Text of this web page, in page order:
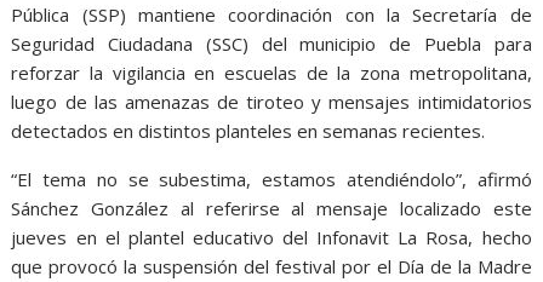
Pública (SSP) mantiene coordinación con la Secretaría de
Seguridad Ciudadana (SSC) del municipio de Puebla para
reforzar la vigilancia en escuelas de la zona metropolitana,
luego de las amenazas de tiroteo y mensajes intimidatorios
detectados en distintos planteles en semanas recientes.
“El tema no se subestima, estamos atendiéndolo”, afirmó
Sánchez González al referirse al mensaje localizado este
jueves en el plantel educativo del Infonavit La Rosa, hecho
que provocó la suspensión del festival por el Día de la Madre